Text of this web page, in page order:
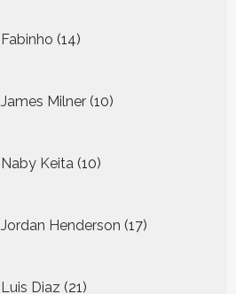
Fabinho 14
producten
James Milner 10
producten
Naby Keita 10
producten
Jordan Henderson 17
producten
Luis Diaz 21